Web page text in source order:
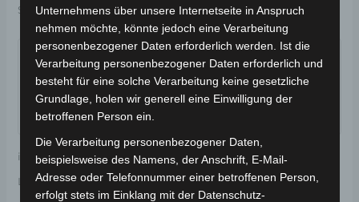
Schlagwort:Karosserie & Verkleidung
Garantiert sicherer Checkout
inkl. 19 % MwSt.Kostenloser Versand
Lieferzeit:Versandfertig innerhalb 24 Stunden*
Unternehmens über unsere Internetseite in Anspruch
nehmen möchte, könnte jedoch eine Verarbeitung
personenbezogener Daten erforderlich werden. Ist die
Verarbeitung personenbezogener Daten erforderlich und
besteht für eine solche Verarbeitung keine gesetzliche
Grundlage, holen wir generell eine Einwilligung der
betroffenen Person ein.
Die Verarbeitung personenbezogener Daten,
beispielsweise des Namens, der Anschrift, E-Mail-
Adresse oder Telefonnummer einer betroffenen Person,
erfolgt stets im Einklang mit der Datenschutz-